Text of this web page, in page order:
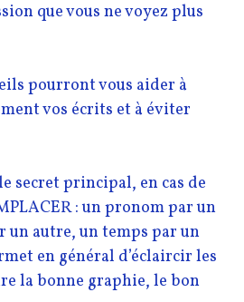
que vous ne voyez plus
pourront vous aider à
vos écrits et à éviter
secret principal, en cas de
: un pronom par un
un autre, un temps par un
en général d’éclaircir les
la bonne graphie, le bon